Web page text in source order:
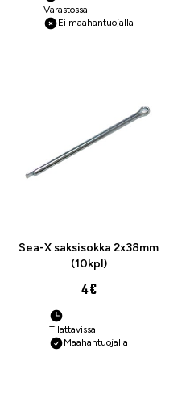
Varastossa
Ei maahantuojalla
Sea-X saksisokka 2x38mm
(10kpl)
4 €
Tilattavissa
Maahantuojalla